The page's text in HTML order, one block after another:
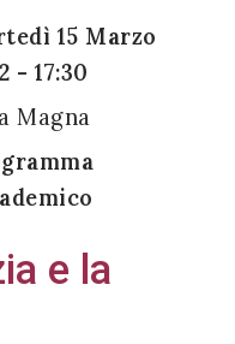
15 Marzo
- 17:30
Magna
e la